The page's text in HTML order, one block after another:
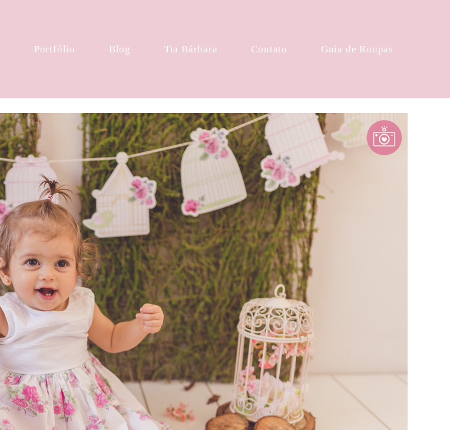
Portfólio Blog Tia Bárbara Contato Guia de Roupas